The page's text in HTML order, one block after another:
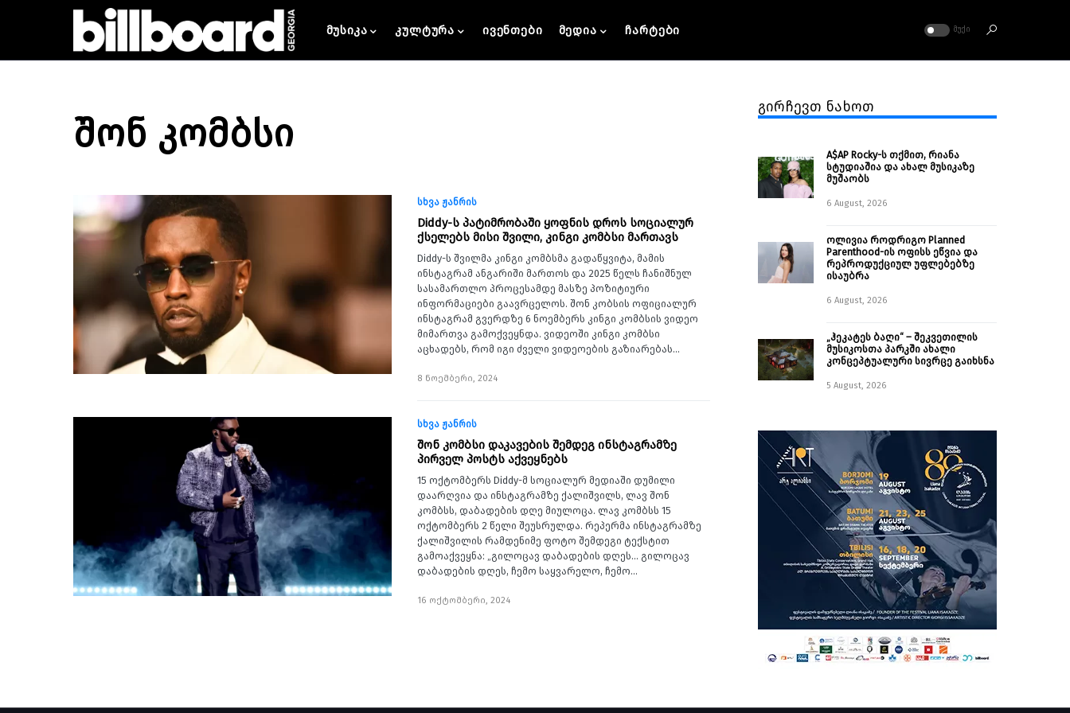
მუსიკა კულტურა ივენთები მედია ჩარტები ᲛᲣᲥᲘ
შონ კომბსი
სხვა ჟანრის
Diddy-ს პატიმრობაში ყოფნის დროს სოციალურ
ქსელებს მისი შვილი, კინგი კომბსი მართავს
Diddy-ს შვილმა კინგი კომბსმა გადაწყვიტა, მამის
ინსტაგრამ ანგარიში მართოს და 2025 წელს ჩანიშნულ
სასამართლო პროცესამდე მასზე პოზიტიური
ინფორმაციები გაავრცელოს. შონ კობსის ოფიციალურ
ინსტაგრამ გვერდზე 6 ნოემბერს კინგი კომბსის ვიდეო
მიმართვა გამოქვეყნდა. ვიდეოში კინგი კომბსი
აცხადებს, რომ იგი ძველი ვიდეოების გაზიარებას…
8 ნოემბერი, 2024
სხვა ჟანრის
შონ კომბსი დაკავების შემდეგ ინსტაგრამზე
პირველ პოსტს აქვეყნებს
15 ოქტომბერს Diddy-მ სოციალურ მედიაში დუმილი
დაარღვია და ინსტაგრამზე ქალიშვილს, ლავ შონ
კომბსს, დაბადების დღე მიულოცა. ლავ კომბსს 15
ოქტომბერს 2 წელი შეუსრულდა. რეპერმა ინსტაგრამზე
ქალიშვილის რამდენიმე ფოტო შემდეგი ტექსტით
გამოაქვეყნა: „გილოცავ დაბადების დღეს… გილოცავ
დაბადების დღეს, ჩემო საყვარელო, ჩემო…
16 ოქტომბერი, 2024
გირჩევთ ნახოთ
A$AP Rocky-ს თქმით, რიანა
სტუდიაშია და ახალ მუსიკაზე
მუშაობს
6 August, 2026
ოლივია როდრიგო Planned
Parenthood-ის ოფისს ეწვია და
რეპროდუქციულ უფლებებზე
ისაუბრა
6 August, 2026
„ჰეკატეს ბაღი“ – შეკვეთილის
მუსიკოსთა პარკში ახალი
კონცეპტუალური სივრცე გაიხსნა ￼
5 August, 2026